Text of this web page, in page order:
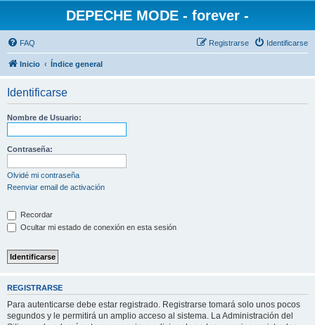
DEPECHE MODE - forever -
FAQ Identificarse
Registrarse
Inicio Índice general
Identificarse
Nombre de Usuario:
Contraseña:
Olvidé mi contraseña
Reenviar email de activación
Recordar
Ocultar mi estado de conexión en esta sesión
REGISTRARSE
Para autenticarse debe estar registrado. Registrarse tomará solo unos pocos
segundos y le permitirá un amplio acceso al sistema. La Administración del